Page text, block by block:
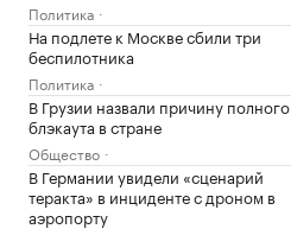
Политика
На подлете к Москве сбили три
беспилотника
Политика
В Грузии назвали причину полного
блэкаута в стране
Общество
В Германии увидели «сценарий
теракта» в инциденте с дроном в
аэропорту